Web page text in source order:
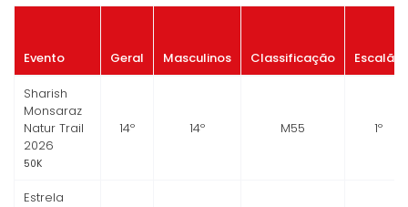
Evento Geral Masculinos Classificação Escalão
Sharish
Monsaraz
Natur Trail
2026
50K
14º 14º M55 1º
Estrela